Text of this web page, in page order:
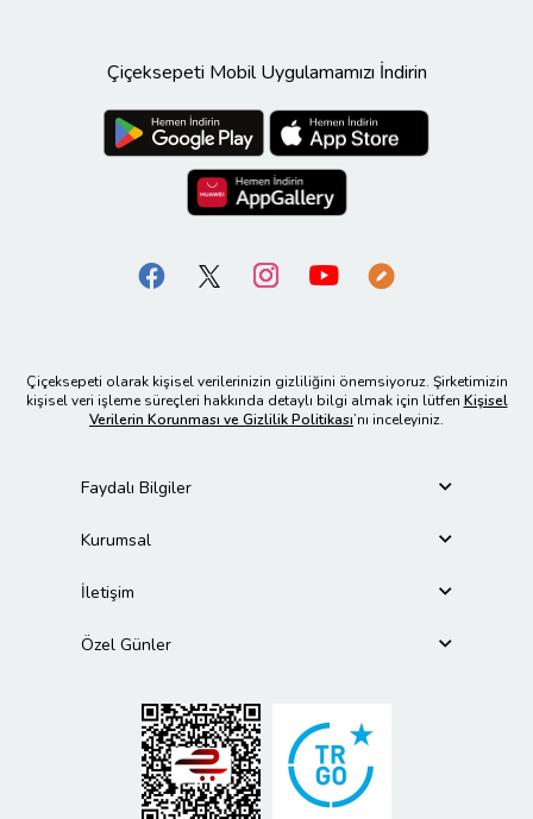
Çiçeksepeti Mobil Uygulamamızı İndirin
Çiçeksepeti olarak kişisel verilerinizin gizliliğini önemsiyoruz. Şirketimizin
kişisel veri işleme süreçleri hakkında detaylı bilgi almak için lütfen Kişisel
Verilerin Korunması ve Gizlilik Politikası’nı inceleyiniz.
Faydalı Bilgiler
Kurumsal
İletişim
Özel Günler